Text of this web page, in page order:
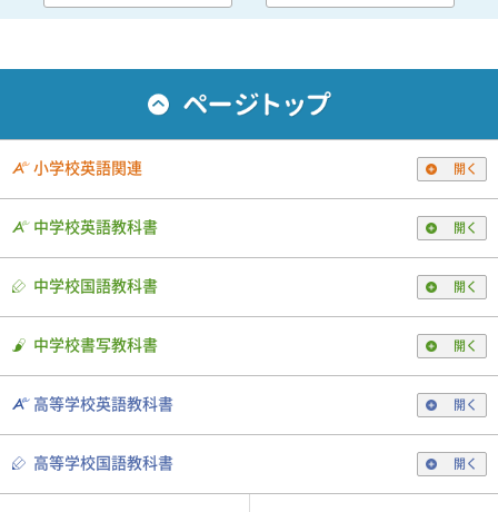
小学校英語関連 開く
中学校英語教科書 開く
中学校国語教科書 開く
中学校書写教科書 開く
高等学校英語教科書 開く
高等学校国語教科書 開く